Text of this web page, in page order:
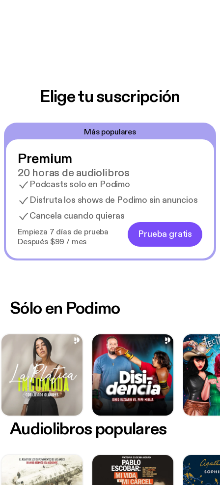
Elige tu suscripción
Más populares
Premium
20 horas de audiolibros
Podcasts solo en Podimo
Disfruta los shows de Podimo sin anuncios
Cancela cuando quieras
Empieza 7 días de prueba
Después $99 / mes
Prueba gratis
Sólo en Podimo
Audiolibros populares